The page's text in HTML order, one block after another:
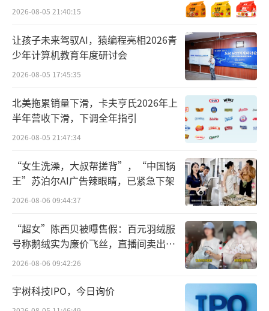
▲周富裕
董事会认为，在公司目前的战略变革时
期，由创始人兼任董事长及行政总裁有利于推
进关键战略的落实。
此外，公告显示，文勇因需要投入更多时
间于公司的其他事务，已辞任执行董事及策略
发展委员会委员职务，自2024年6月12日起生
效。
吕汉斌及王亚利已被委任为执行董事，自2
024年6月12日起生效。公告履历显示，吕汉
斌，49岁，现任集团供应链首席官。王亚利，4
8岁，现担任集团华中大区总经理，负责华中地
2026-08-05 21:40:15
让孩子未来驾驭AI，猿编程亮相2026青
少年计算机教育年度研讨会
2026-08-05 17:45:35
北美拖累销量下滑，卡夫亨氏2026年上
半年营收下滑，下调全年指引
2026-08-05 21:47:34
“女生洗澡，大叔帮搓背”，“中国锅
王”苏泊尔AI广告辣眼睛，已紧急下架
2026-08-06 09:44:37
“超女”陈西贝被曝售假：百元羽绒服
号称鹅绒实为廉价飞丝，直播间卖出超
百万元
2026-08-06 09:42:26
宇树科技IPO，今日询价